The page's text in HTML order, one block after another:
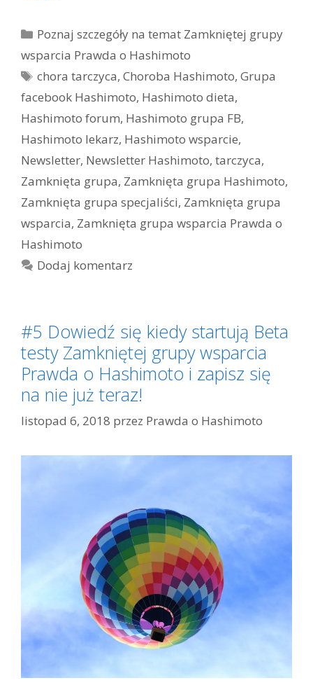
Kategorie
Poznaj szczegóły na temat Zamkniętej grupy
wsparcia Prawda o Hashimoto
Tagi
chora tarczyca,Choroba Hashimoto,Grupa
facebook Hashimoto, Hashimoto dieta,
Hashimoto forum, Hashimoto grupa FB,
Hashimoto lekarz, Hashimoto wsparcie,
Newsletter, Newsletter Hashimoto, tarczyca,
Zamknięta grupa, Zamknięta grupa Hashimoto,
Zamknięta grupa specjaliści, Zamknięta grupa
wsparcia, Zamknięta grupa wsparcia Prawda o
Hashimoto
Dodaj komentarz
#5 Dowiedź się kiedy startują Beta
testy Zamkniętej grupy wsparcia
Prawda o Hashimoto i zapisz się
na nie już teraz!
listopad 6, 2018 przez Prawda o Hashimoto